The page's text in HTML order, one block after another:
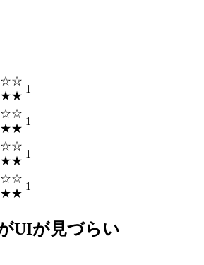
1
1
1
1
UIが見づらい